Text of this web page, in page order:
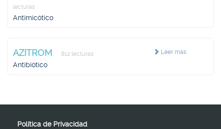
lecturas
Antimicótico
Leer más
AZITROM 812 lecturas
Antibiótico
Política de Privacidad